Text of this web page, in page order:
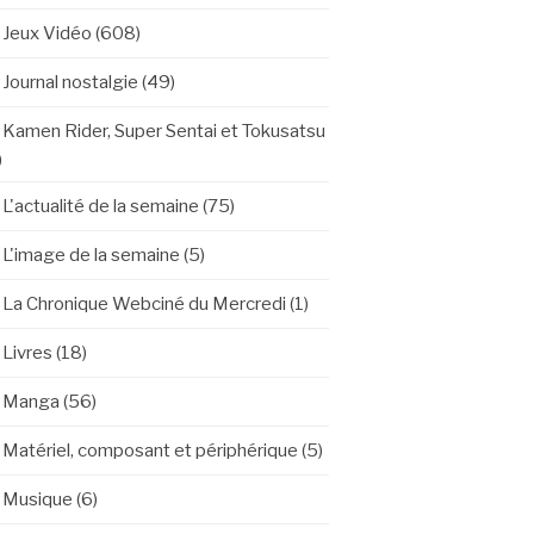
Jeux Vidéo (608)
Journal nostalgie (49)
Kamen Rider, Super Sentai et Tokusatsu
L'actualité de la semaine (75)
L'image de la semaine (5)
La Chronique Webciné du Mercredi (1)
Livres (18)
Manga (56)
Matériel, composant et périphérique (5)
Musique (6)